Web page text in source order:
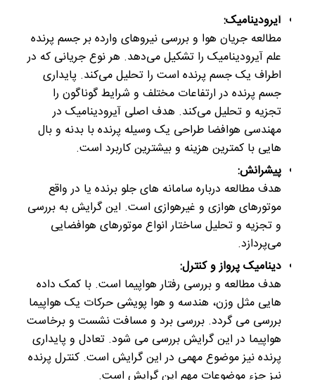
آیرودینامیک:
مطالعه جریان هوا و بررسی نیروهای وارده بر جسم پرنده
علم آیرودینامیک را تشکیل می‌دهد. هر نوع جریانی که در
اطراف یک جسم پرنده است را تحلیل می‌کند. پایداری
جسم پرنده در ارتفاعات مختلف و شرایط گوناگون را
تجزیه و تحلیل می‌کند. هدف اصلی آیرودینامیک در
مهندسی هوافضا طراحی یک وسیله پرنده با بدنه و بال
هایی با کمترین هزینه و بیشترین کاربرد است.
پیشرانش:
هدف مطالعه درباره سامانه ‌های جلو برنده یا در واقع
موتورهای هوازی و غیرهوازی است. این گرایش به بررسی
و تجزیه و تحلیل ساختار انواع موتورهای هوافضایی
می‌پردازد.
دینامیک پرواز و کنترل:
هدف مطالعه و بررسی رفتار هواپیما است. با کمک داده‌
هایی مثل وزن، هندسه و هوا پویشی حرکات یک هواپیما
بررسی می گردد. بررسی برد و مسافت نشست و برخاست
هواپیما در این گرایش بررسی می شود. تعادل و پایداری
پرنده نیز موضوع مهمی در این گرایش است. کنترل پرنده